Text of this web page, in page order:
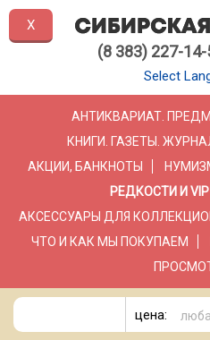
(8 383) 227-
Select
АНТИКВАРИАТ.
КНИГИ. ГАЗЕТЫ.
АКЦИИ, БАНКНОТЫ
РЕДКОСТИ И
АКСЕССУАРЫ ДЛЯ
ЧТО И КАК МЫ ПОКУПАЕМ
цена:
X